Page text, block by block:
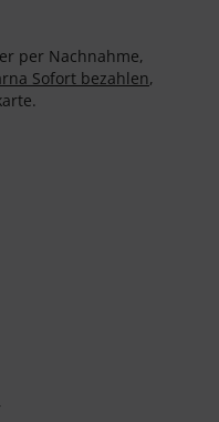
per Nachnahme,
Sofort bezahlen,